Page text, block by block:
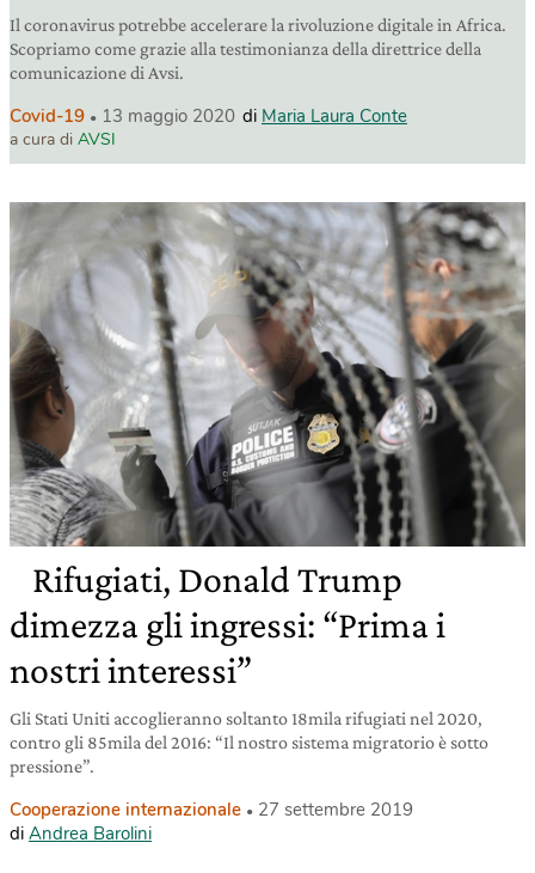
Il coronavirus potrebbe accelerare la rivoluzione digitale in Africa.
Scopriamo come grazie alla testimonianza della direttrice della
comunicazione di Avsi.
Covid-19 13 maggio 2020 di Maria Laura Conte
a cura di AVSI
Rifugiati, Donald Trump
dimezza gli ingressi: “Prima i
nostri interessi”
Gli Stati Uniti accoglieranno soltanto 18mila rifugiati nel 2020,
contro gli 85mila del 2016: “Il nostro sistema migratorio è sotto
pressione”.
Cooperazione internazionale
27 settembre 2019
di Andrea Barolini